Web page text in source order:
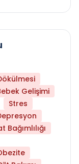
Gelişimi
Stres
Bağımlılığı